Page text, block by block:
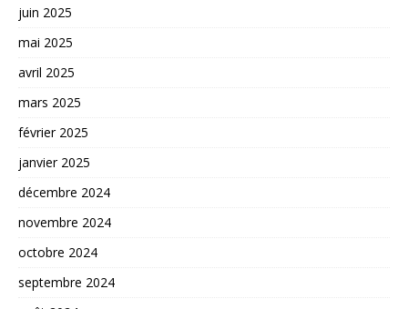
juin 2025
mai 2025
avril 2025
mars 2025
février 2025
janvier 2025
décembre 2024
novembre 2024
octobre 2024
septembre 2024